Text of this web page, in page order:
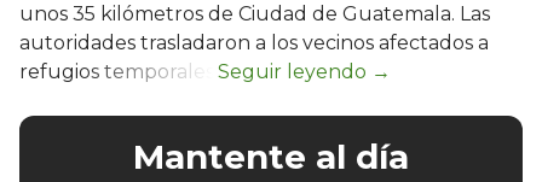
unos 35 kilómetros de Ciudad de Guatemala. Las
autoridades trasladaron a los vecinos afectados a
refugios temporales.
Mantente al día